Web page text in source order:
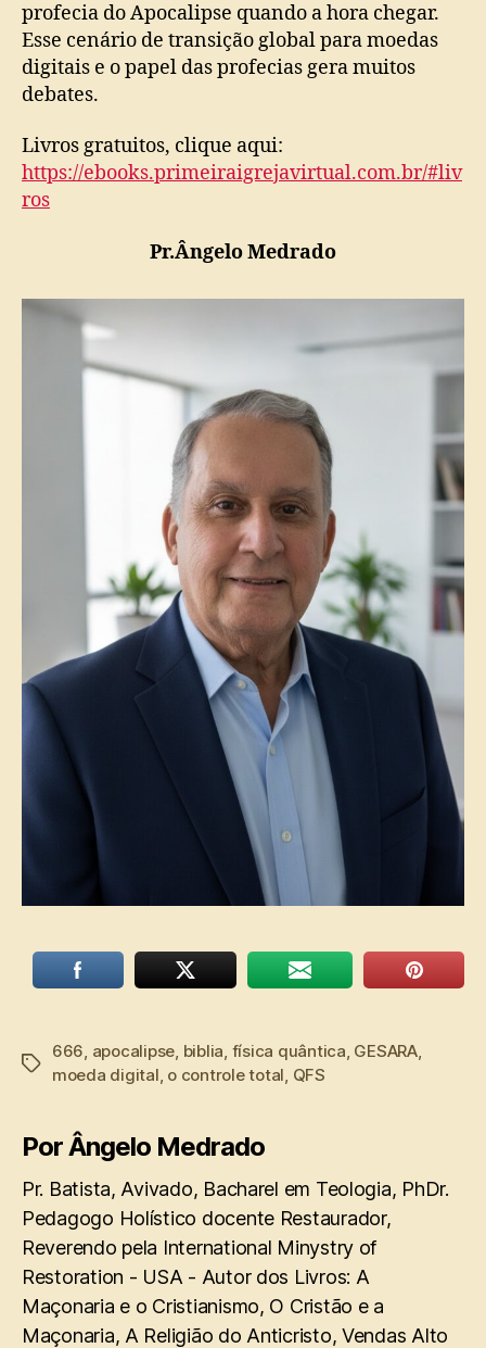
profecia do Apocalipse quando a hora chegar.
Esse cenário de transição global para moedas
digitais e o papel das profecias gera muitos
debates.
Livros gratuitos, clique aqui:
https://ebooks.primeiraigrejavirtual.com.br/#liv
ros
Pr.Ângelo Medrado
Tags
666, apocalipse, biblia, física quântica, GESARA,
moeda digital, o controle total, QFS
Por Ângelo Medrado
Pr. Batista, Avivado, Bacharel em Teologia, PhDr.
Pedagogo Holístico docente Restaurador,
Reverendo pela International Minystry of
Restoration - USA - Autor dos Livros: A
Maçonaria e o Cristianismo, O Cristão e a
Maçonaria, A Religião do Anticristo, Vendas Alto